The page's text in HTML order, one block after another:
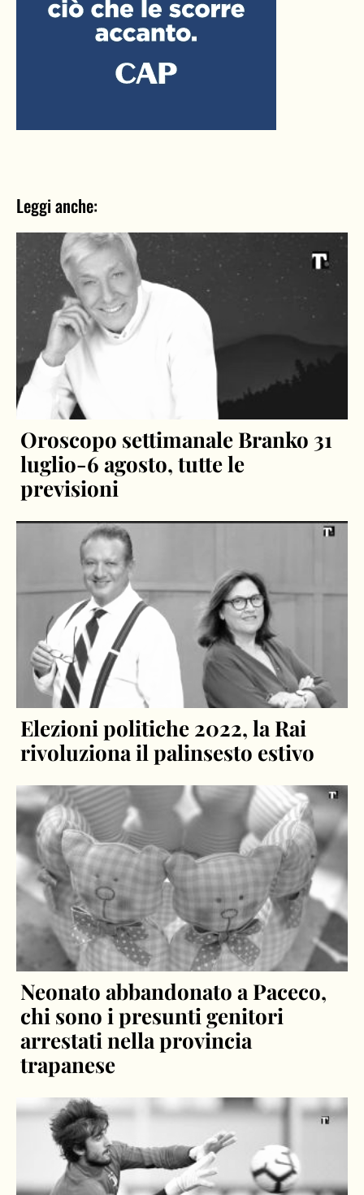
Leggi anche:
Oroscopo settimanale Branko 31
luglio-6 agosto, tutte le
previsioni
Elezioni politiche 2022, la Rai
rivoluziona il palinsesto estivo
Neonato abbandonato a Paceco,
chi sono i presunti genitori
arrestati nella provincia
trapanese